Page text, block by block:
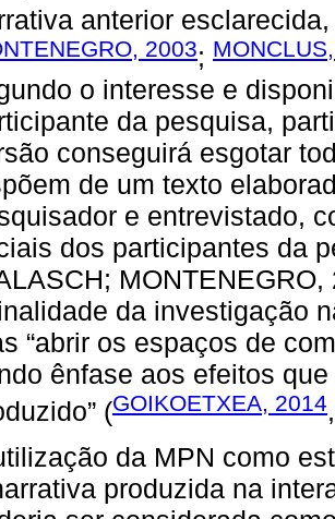
anterior
2003;
o interesse e
da pesquisa,
conseguirá esgotar
de um texto
e entrevistado,
dos participantes da
da investigação
“abrir os espaços de
ênfase aos efeitos
(GOIKOETXEA, 2014
da MPN como
produzida na